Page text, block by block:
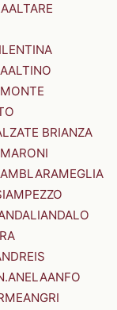
ALTARE
ALTINO
BRIANZA
AMBLARAMEGLIA
AMPEZZO
ANDALO
ANELAANFO
ANGRI